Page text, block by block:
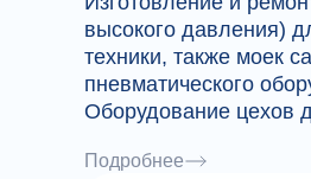
высокого давления)
техники, также моек
пневматического
Оборудование цехов
газовых фильтров на
Подробнее